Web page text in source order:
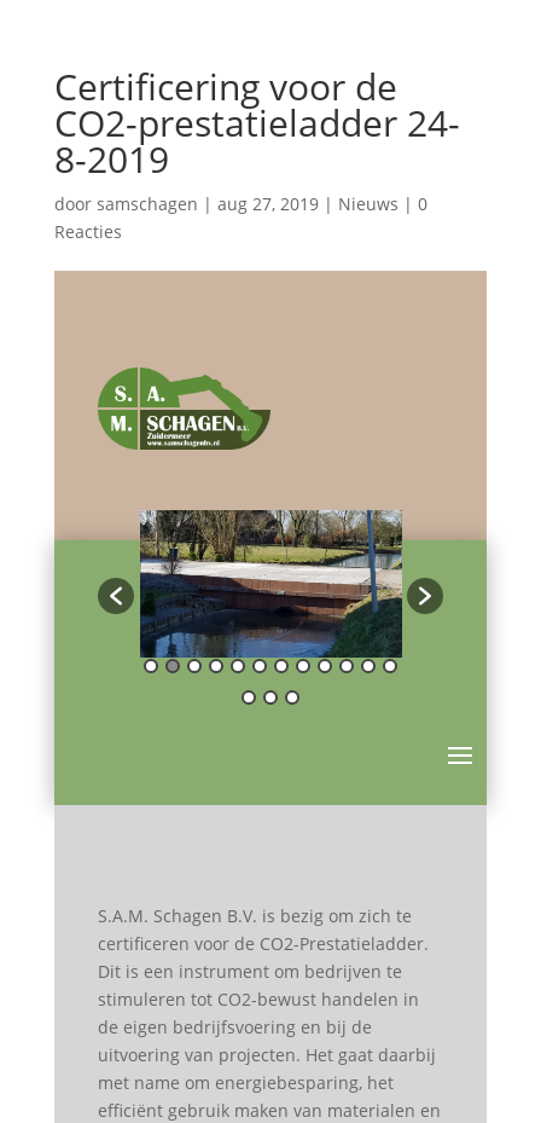
Certificering voor de
CO2-prestatieladder 24-
8-2019
door samschagen | aug 27, 2019| Nieuws | 0
Reacties
S.A.M. Schagen B.V. is bezig om zich te
certificeren voor de CO2-Prestatieladder.
Dit is een instrument om bedrijven te
stimuleren tot CO2-bewust handelen in
de eigen bedrijfsvoering en bij de
uitvoering van projecten. Het gaat daarbij
met name om energiebesparing, het
efficiënt gebruik maken van materialen en